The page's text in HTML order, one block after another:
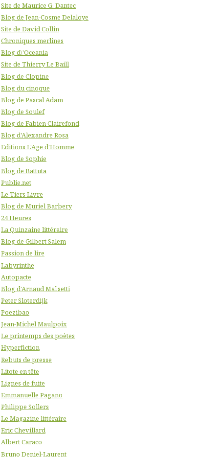
Site de Maurice G. Dantec
Blog de Jean-Cosme Delaloye
Site de David Collin
Chroniques merlines
Blog d\'Oceania
Site de Thierry Le Baill
Blog de Clopine
Blog du cinoque
Blog de Pascal Adam
Blog de Soulef
Blog de Fabien Clairefond
Blog d'Alexandre Rosa
Editions L'Age d'Homme
Blog de Sophie
Blog de Battuta
Publie.net
Le Tiers Livre
Blog de Muriel Barbery
24 Heures
La Quinzaine littéraire
Blog de Gilbert Salem
Passion de lire
Labyrinthe
Autopacte
Blog d'Arnaud Maïsetti
Peter Sloterdijk
Poezibao
Jean-Michel Maulpoix
Le printemps des poètes
Hyperfiction
Rebuts de presse
Litote en tête
Lignes de fuite
Emmanuelle Pagano
Philippe Sollers
Le Magazine littéraire
Eric Chevillard
Albert Caraco
Bruno Deniel-Laurent